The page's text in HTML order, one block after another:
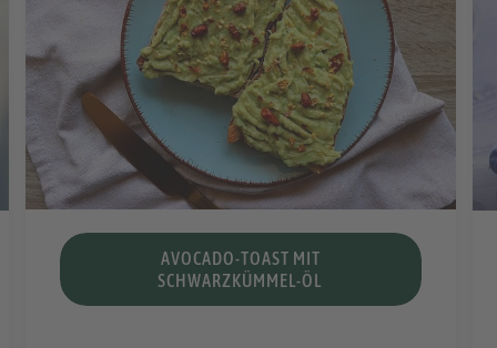
AVOCADO-TOAST MIT
SCHWARZKÜMMEL-ÖL